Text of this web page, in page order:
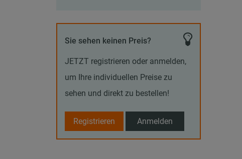
Sie sehen keinen Preis?
JETZT registrieren oder anmelden,
um Ihre individuellen Preise zu
sehen und direkt zu bestellen!
Registrieren Anmelden